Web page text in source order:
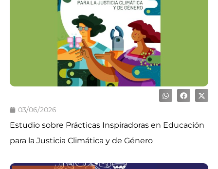
03/06/2026
Estudio sobre Prácticas Inspiradoras en Educación
para la Justicia Climática y de Género